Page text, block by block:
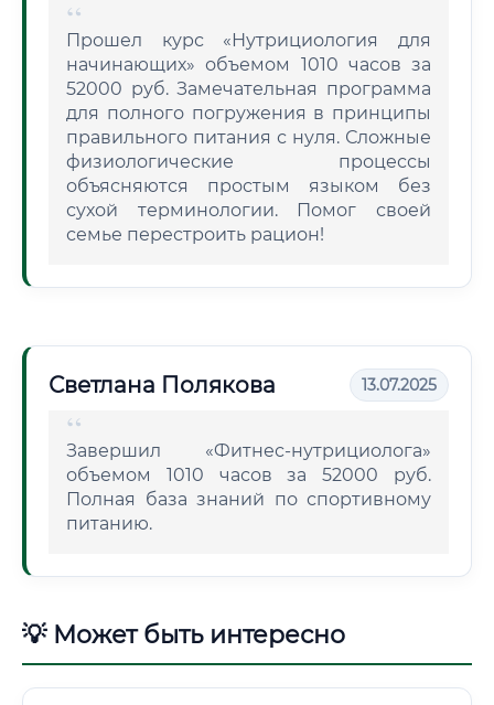
Прошел курс «Нутрициология для
начинающих» объемом 1010 часов за
52000 руб. Замечательная программа
для полного погружения в принципы
правильного питания с нуля. Сложные
физиологические процессы
объясняются простым языком без
сухой терминологии. Помог своей
семье перестроить рацион!
Светлана Полякова 13.07.2025
Завершил «Фитнес-нутрициолога»
объемом 1010 часов за 52000 руб.
Полная база знаний по спортивному
питанию.
💡 Может быть интересно